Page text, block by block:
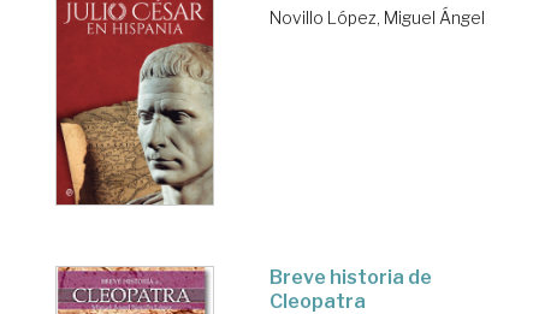
Novillo López, Miguel Ángel
Breve historia de
Cleopatra